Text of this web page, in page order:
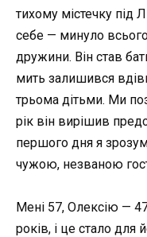
тихому містечку під
себе — минуло
дружини. Він став
мить залишився
трьома дітьми. Ми
рік він вирішив
першого дня я
чужою, незваною
Мені 57, Олексію —
років, і це стало для